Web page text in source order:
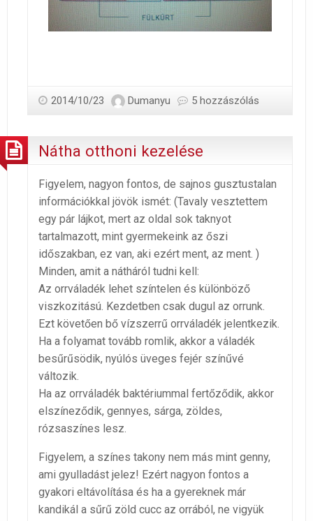
2014/10/23 Dumanyu 5 hozzászólás
Nátha otthoni kezelése
Figyelem, nagyon fontos, de sajnos gusztustalan
információkkal jövök ismét: (Tavaly vesztettem
egy pár lájkot, mert az oldal sok taknyot
tartalmazott, mint gyermekeink az őszi
időszakban, ez van, aki ezért ment, az ment. )
Minden, amit a nátháról tudni kell:
Az orrváladék lehet színtelen és különböző
viszkozitású. Kezdetben csak dugul az orrunk.
Ezt követően bő vízszerrű orrváladék jelentkezik.
Ha a folyamat tovább romlik, akkor a váladék
besűrűsödik, nyúlós üveges fejér színűvé
változik.
Ha az orrváladék baktériummal fertőződik, akkor
elszíneződik, gennyes, sárga, zöldes,
rózsaszínes lesz.
Figyelem, a színes takony nem más mint genny,
ami gyulladást jelez! Ezért nagyon fontos a
gyakori eltávolítása és ha a gyereknek már
kandikál a sűrű zöld cucc az orrából, ne vigyük